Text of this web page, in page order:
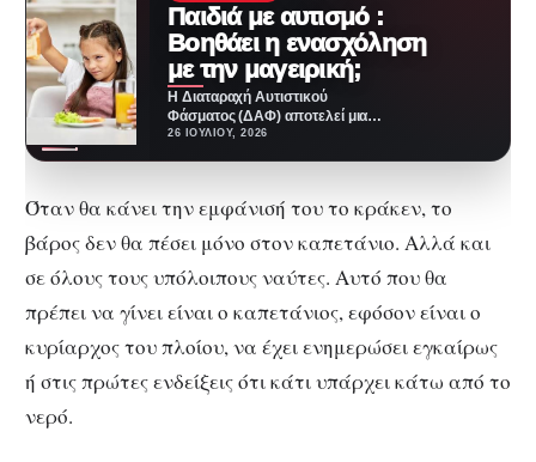
Παιδιά με αυτισμό :
Βοηθάει η ενασχόληση
με την μαγειρική;
Η Διαταραχή Αυτιστικού
Φάσματος (ΔΑΦ) αποτελεί μια
νευροαναπτυξιακή κατάσταση
26 ΙΟΥΛΊΟΥ, 2026
Όταν θα κάνει την εμφάνισή του το κράκεν, το
βάρος δεν θα πέσει μόνο στον καπετάνιο. Αλλά και
σε όλους τους υπόλοιπους ναύτες. Αυτό που θα
πρέπει να γίνει είναι ο καπετάνιος, εφόσον είναι ο
κυρίαρχος του πλοίου, να έχει ενημερώσει εγκαίρως
ή στις πρώτες ενδείξεις ότι κάτι υπάρχει κάτω από το
νερό.